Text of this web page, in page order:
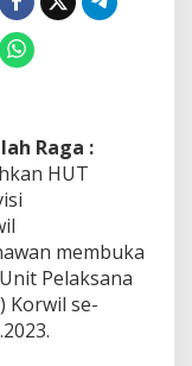
Raga :
HUT
membuka
Pelaksana
Korwil se-